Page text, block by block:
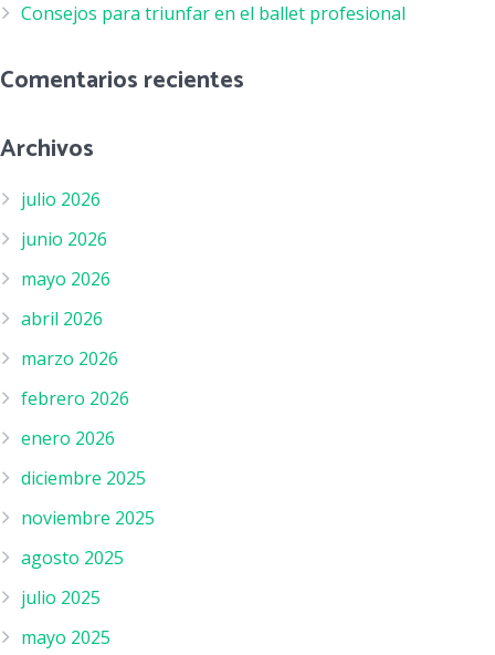
Consejos para triunfar en el ballet profesional
Comentarios recientes
Archivos
julio 2026
junio 2026
mayo 2026
abril 2026
marzo 2026
febrero 2026
enero 2026
diciembre 2025
noviembre 2025
agosto 2025
julio 2025
mayo 2025